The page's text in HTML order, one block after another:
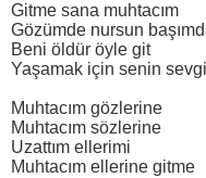
Gitme sana muhtacım
Gözümde nursun
Beni öldür öyle git
Yaşamak için senin
Muhtacım gözlerine
Muhtacım sözlerine
Uzattım ellerimi
Muhtacım ellerine gitme